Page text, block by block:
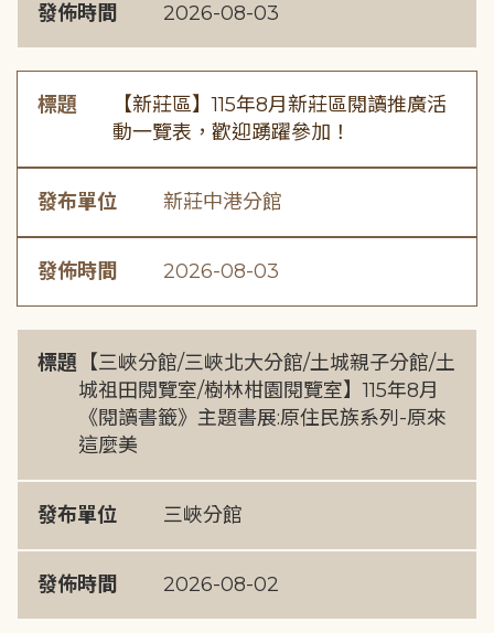
發佈時間 2026-08-03
標題
【新莊區】115年8月新莊區閱讀推廣活
動一覽表，歡迎踴躍參加！
發布單位 新莊中港分館
發佈時間 2026-08-03
標題 【三峽分館/三峽北大分館/土城親子分館/土
城祖田閱覽室/樹林柑園閱覽室】115年8月
《閱讀書籤》主題書展:原住民族系列-原來
這麼美
發布單位 三峽分館
發佈時間 2026-08-02